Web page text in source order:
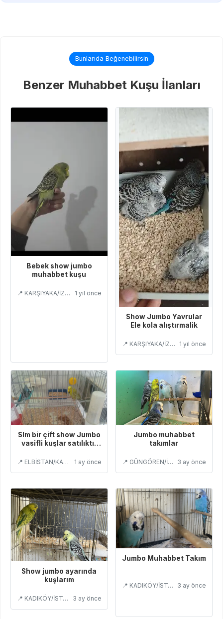
Bunlarıda Beğenebilirsin
Benzer Muhabbet Kuşu İlanları
Bebek show jumbo
muhabbet kuşu
📍 KARŞIYAKA/İZMİR 1 yıl önce
Show Jumbo Yavrular
Ele kola alıştırmalik
📍 KARŞIYAKA/İZMİR 1 yıl önce
Slm bir çift show Jumbo
vasifli kuşlar satılıktır
📍 ELBİSTAN/KAHRAMANMARAŞ 1 ay önce
Jumbo muhabbet
takımlar
📍 GÜNGÖREN/İSTANBUL 3 ay önce
Show jumbo ayarında
kuşlarım
📍 KADIKÖY/İSTANBUL 3 ay önce
Jumbo Muhabbet Takım
📍 KADIKÖY/İSTANBUL 3 ay önce